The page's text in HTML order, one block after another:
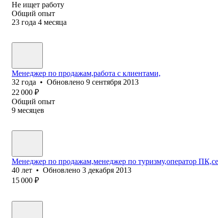
Не ищет работу
Общий опыт
23 года 4 месяца
Менеджер по продажам,работа с клиентами,
32 года • Обновлено 9 сентября 2013
22 000 ₽
Общий опыт
9 месяцев
Менеджер по продажам,менеджер по туризму,оператор
40 лет • Обновлено 3 декабря 2013
15 000 ₽